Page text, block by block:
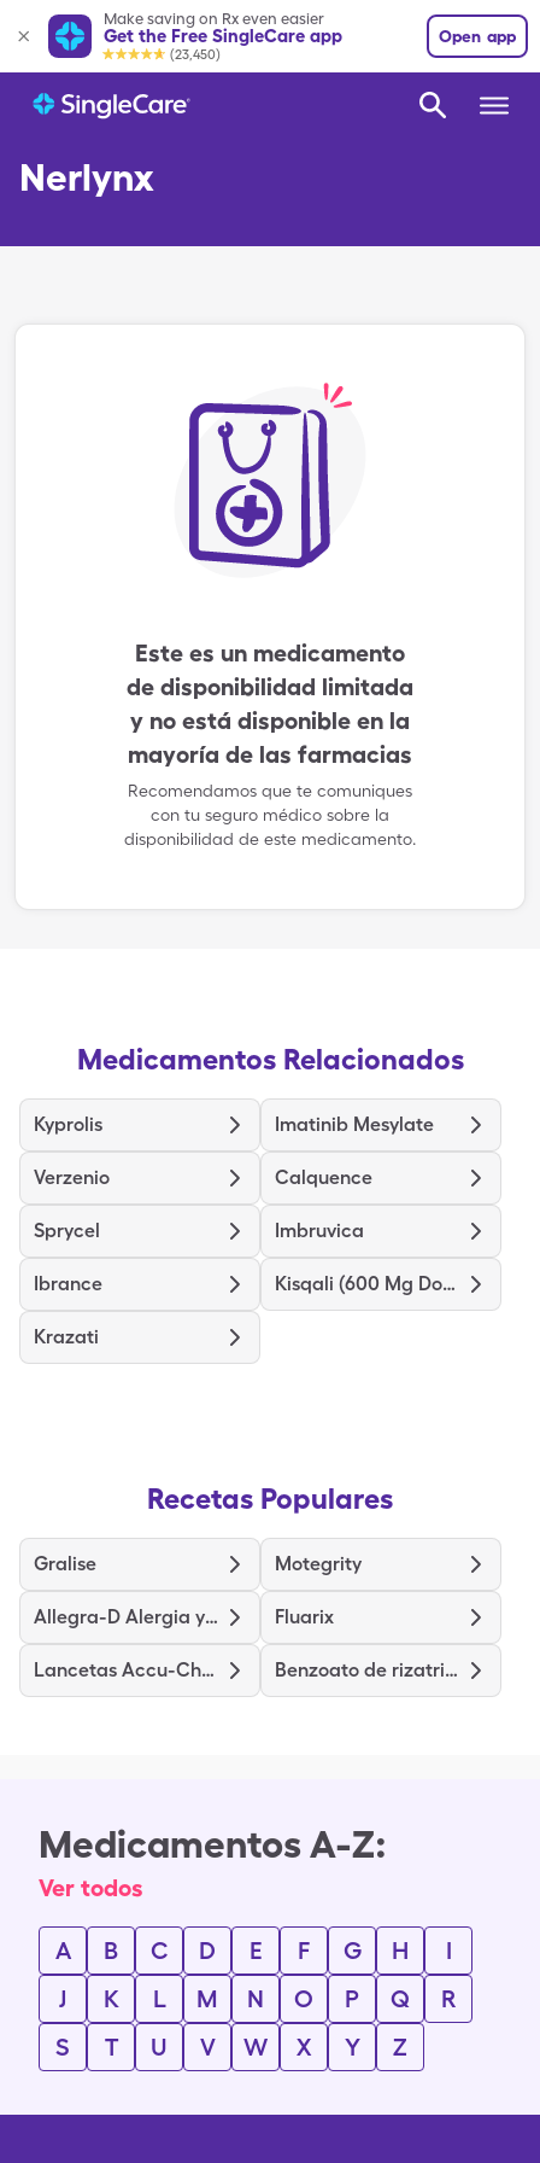
Make saving on Rx even easier
Get the Free SingleCare app
(23,450)
Open app
Nerlynx
Este es un medicamento
de disponibilidad limitada
y no está disponible en la
mayoría de las farmacias
Recomendamos que te comuniques
con tu seguro médico sobre la
disponibilidad de este medicamento.
Medicamentos Relacionados
Kyprolis Imatinib Mesylate
Verzenio Calquence
Sprycel Imbruvica
Ibrance Kisqali (600 Mg Dose)
Krazati
Recetas Populares
Gralise Motegrity
Allegra-D Alergia y congestión Fluarix
Lancetas Accu-Chek Softclix Benzoato de rizatriptán
Medicamentos A-Z:
Ver todos
A B C D E F G H
I
J
K L M N O P Q
R
S
T U V W X Y Z